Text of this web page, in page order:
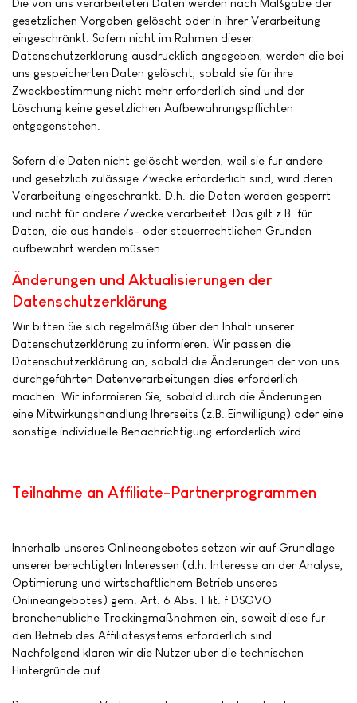
gesetzlichen Vorgaben gelöscht oder in ihrer Verarbeitung
eingeschränkt. Sofern nicht im Rahmen dieser
Datenschutzerklärung ausdrücklich angegeben, werden die bei
uns gespeicherten Daten gelöscht, sobald sie für ihre
Zweckbestimmung nicht mehr erforderlich sind und der
Löschung keine gesetzlichen Aufbewahrungspflichten
entgegenstehen.
Sofern die Daten nicht gelöscht werden, weil sie für andere
und gesetzlich zulässige Zwecke erforderlich sind, wird deren
Verarbeitung eingeschränkt. D.h. die Daten werden gesperrt
und nicht für andere Zwecke verarbeitet. Das gilt z.B. für
Daten, die aus handels- oder steuerrechtlichen Gründen
aufbewahrt werden müssen.
Änderungen und Aktualisierungen der
Datenschutzerklärung
Wir bitten Sie sich regelmäßig über den Inhalt unserer
Datenschutzerklärung zu informieren. Wir passen die
Datenschutzerklärung an, sobald die Änderungen der von uns
durchgeführten Datenverarbeitungen dies erforderlich
machen. Wir informieren Sie, sobald durch die Änderungen
eine Mitwirkungshandlung Ihrerseits (z.B. Einwilligung) oder eine
sonstige individuelle Benachrichtigung erforderlich wird.
Teilnahme an Affiliate-Partnerprogrammen
Innerhalb unseres Onlineangebotes setzen wir auf Grundlage
unserer berechtigten Interessen (d.h. Interesse an der Analyse,
Optimierung und wirtschaftlichem Betrieb unseres
Onlineangebotes) gem. Art. 6 Abs. 1 lit. f DSGVO
branchenübliche Trackingmaßnahmen ein, soweit diese für
den Betrieb des Affiliatesystems erforderlich sind.
Nachfolgend klären wir die Nutzer über die technischen
Hintergründe auf.